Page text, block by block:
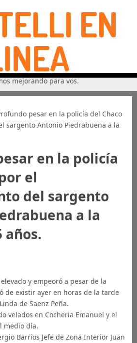
EN
mejorando para vos.
pesar en la policía del Chaco
sargento Antonio Piedrabuena a la
en la policía
el
del sargento
a la
años.
y empeoró a pesar de la
de existir ayer en horas de la tarde
de Saenz Peña.
velados en Cocheria Emanuel y el
medio día.
Barrios Jefe de Zona Interior Juan